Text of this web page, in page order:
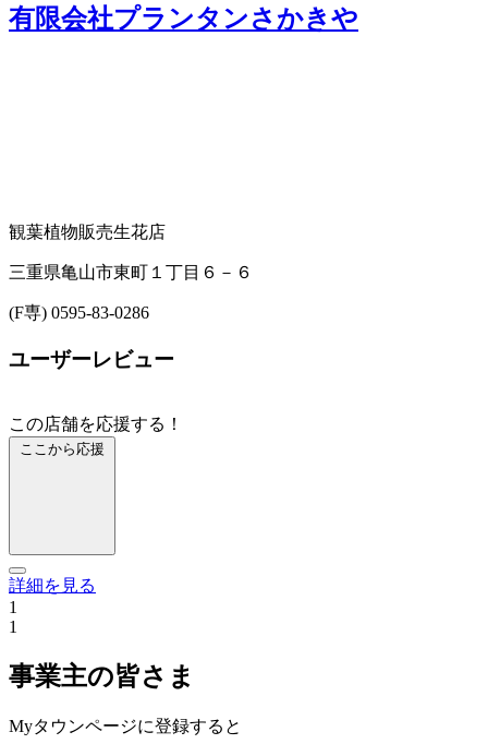
有限会社プランタンさかきや
観葉植物販売生花店
三重県亀山市東町１丁目６－６
(F専) 0595-83-0286
ユーザーレビュー
この店舗を応援する！
ここから応援
詳細を見る
1
1
事業主の皆さま
Myタウンページに登録すると